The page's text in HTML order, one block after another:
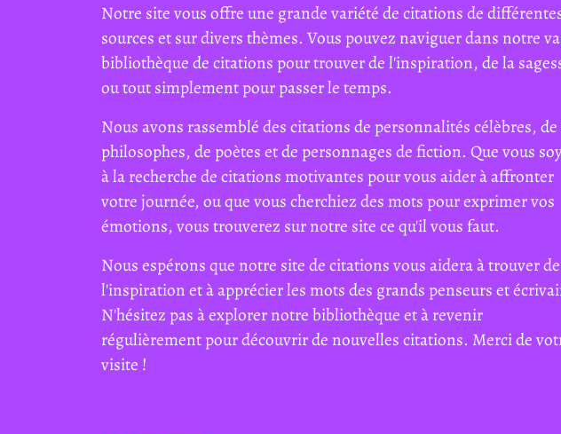
Notre site vous offre une grande variété de citations de
sources et sur divers thèmes. Vous pouvez naviguer dans notre
bibliothèque de citations pour trouver de l'inspiration, de la
ou tout simplement pour passer le temps.
Nous avons rassemblé des citations de personnalités célèbres, de
philosophes, de poètes et de personnages de fiction. Que vous
à la recherche de citations motivantes pour vous aider à affronter
votre journée, ou que vous cherchiez des mots pour exprimer vos
émotions, vous trouverez sur notre site ce qu'il vous faut.
Nous espérons que notre site de citations vous aidera à trouver de
l'inspiration et à apprécier les mots des grands penseurs et
N'hésitez pas à explorer notre bibliothèque et à revenir
régulièrement pour découvrir de nouvelles citations. Merci de
visite !